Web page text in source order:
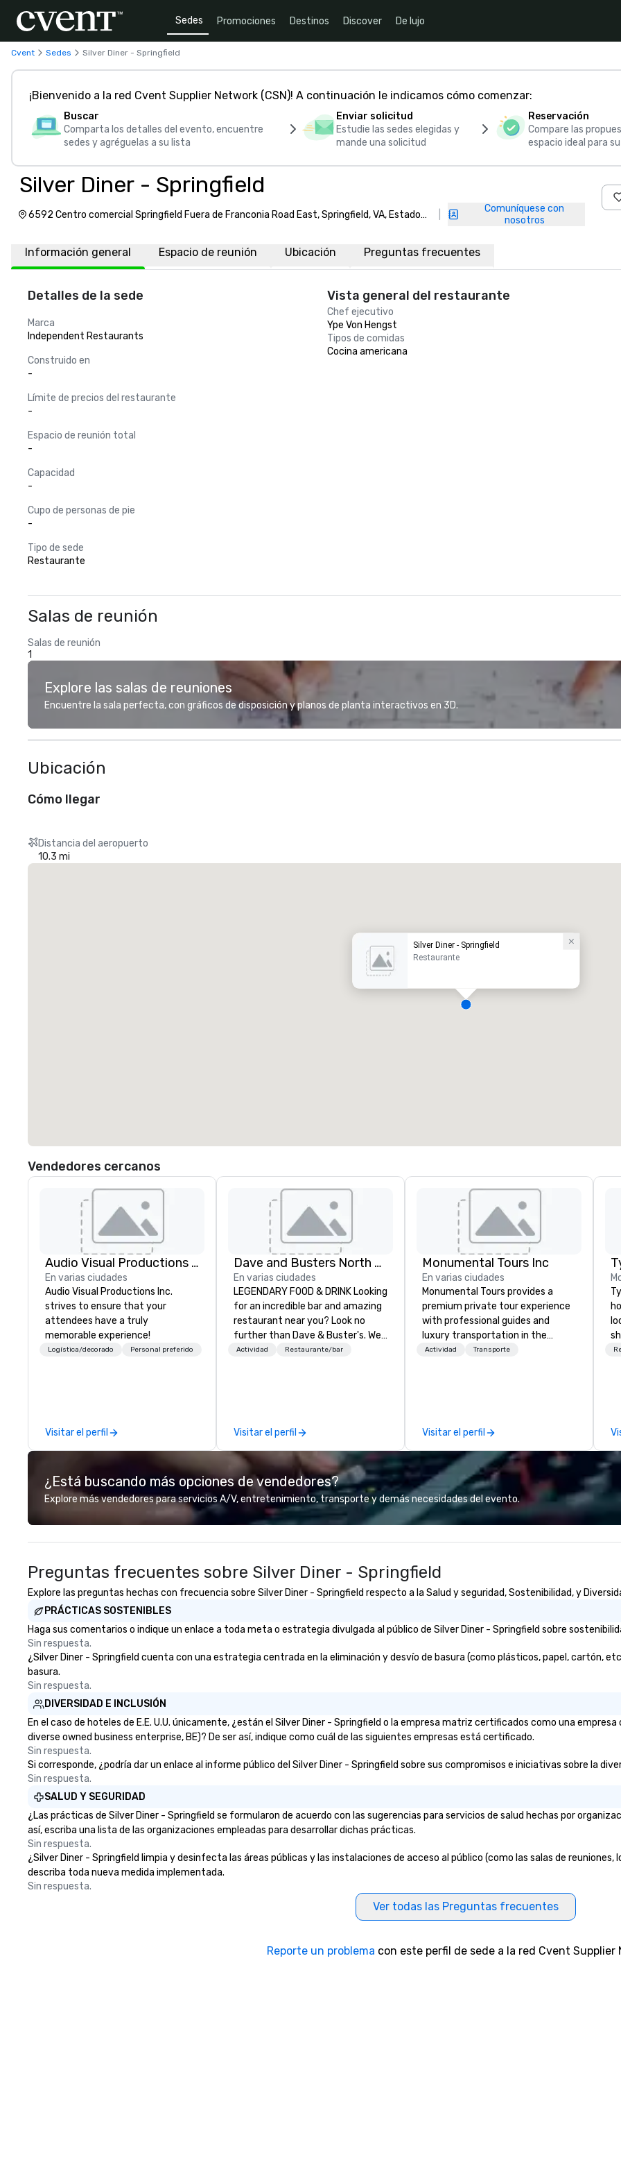
Sedes Promociones Destinos Discover De lujo
Cvent Sedes Silver Diner - Springfield
¡Bienvenido a la red Cvent Supplier Network (CSN)! A continuación le indicamos cómo comenzar:
Buscar
Comparta los detalles del evento, encuentre
sedes y agréguelas a su lista
Enviar solicitud
Estudie las sedes elegidas y
mande una solicitud
Reservación
Compare las
espacio ideal para
Silver Diner - Springfield
6592 Centro comercial Springfield Fuera de Franconia Road East, Springfield, VA, Estados
Comuníquese con
nosotros
Información general Espacio de reunión Ubicación Preguntas frecuentes
Detalles de la sede
Marca
Independent Restaurants
Construido en
-
Límite de precios del restaurante
-
Espacio de reunión total
-
Capacidad
-
Cupo de personas de pie
-
Tipo de sede
Restaurante
Vista general del restaurante
Chef ejecutivo
Ype Von Hengst
Tipos de comidas
Cocina americana
Salas de reunión
Salas de reunión
1
Explore las salas de reuniones
Encuentre la sala perfecta, con gráficos de disposición y planos de planta interactivos en 3D.
Ubicación
Cómo llegar
Distancia del aeropuerto
10.3 mi
Silver Diner - Springfield
Restaurante
Vendedores cercanos
Audio Visual Productions Inc.
En varias ciudades
Audio Visual Productions Inc.
strives to ensure that your
attendees have a truly
memorable experience!
Logística/decorado Personal preferido
Visitar el perfil
Dave and Busters North central
En varias ciudades
LEGENDARY FOOD & DRINK Looking
for an incredible bar and amazing
restaurant near you? Look no
further than Dave & Buster's. We
have amazing games and award-
Actividad Restaurante/bar
Visitar el perfil
Monumental Tours Inc
En varias ciudades
Monumental Tours provides a
premium private tour experience
with professional guides and
luxury transportation in the
Washington DC Metro Area. Our
private tour experience in Our
Nation’s Capital.
Actividad Transporte
Visitar el perfil
¿Está buscando más opciones de vendedores?
Explore más vendedores para servicios A/V, entretenimiento, transporte y demás necesidades del evento.
Preguntas frecuentes sobre Silver Diner - Springfield
Explore las preguntas hechas con frecuencia sobre Silver Diner - Springfield respecto a la Salud y seguridad, Sostenibilidad, y
PRÁCTICAS SOSTENIBLES
Haga sus comentarios o indique un enlace a toda meta o estrategia divulgada al público de Silver Diner - Springfield sobre
Sin respuesta.
¿Silver Diner - Springfield cuenta con una estrategia centrada en la eliminación y desvío de basura (como plásticos, papel, cartón,
basura.
Sin respuesta.
DIVERSIDAD E INCLUSIÓN
En el caso de hoteles de E.E. U.U. únicamente, ¿están el Silver Diner - Springfield o la empresa matriz certificados como una
diverse owned business enterprise, BE)? De ser así, indique como cuál de las siguientes empresas está certificado.
Sin respuesta.
Si corresponde, ¿podría dar un enlace al informe público del Silver Diner - Springfield sobre sus compromisos e iniciativas sobre la
Sin respuesta.
SALUD Y SEGURIDAD
¿Las prácticas de Silver Diner - Springfield se formularon de acuerdo con las sugerencias para servicios de salud hechas por
así, escriba una lista de las organizaciones empleadas para desarrollar dichas prácticas.
Sin respuesta.
¿Silver Diner - Springfield limpia y desinfecta las áreas públicas y las instalaciones de acceso al público (como las salas de reuniones,
describa toda nueva medida implementada.
Sin respuesta.
Ver todas las Preguntas frecuentes
Reporte un problema con este perfil de sede a la red Cvent Supplier